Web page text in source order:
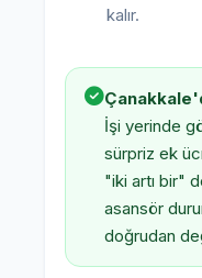
kalır.
İşi yerinde
sürpriz ek
"iki artı bir"
asansör
doğrudan